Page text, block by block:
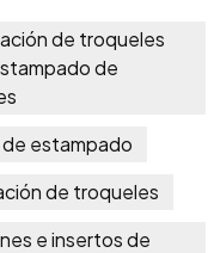
de troqueles
de
estampado
de troqueles
e insertos de